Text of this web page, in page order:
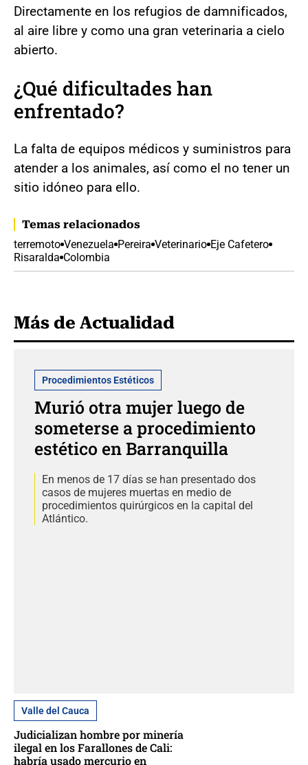
Directamente en los refugios de damnificados,
al aire libre y como una gran veterinaria a cielo
abierto.
¿Qué dificultades han
enfrentado?
La falta de equipos médicos y suministros para
atender a los animales, así como el no tener un
sitio idóneo para ello.
Temas relacionados
terremoto Venezuela Pereira Veterinario Eje Cafetero
Risaralda Colombia
Más de Actualidad
Procedimientos Estéticos
Murió otra mujer luego de
someterse a procedimiento
estético en Barranquilla
En menos de 17 días se han presentado dos
casos de mujeres muertas en medio de
procedimientos quirúrgicos en la capital del
Atlántico.
Valle del Cauca
Judicializan hombre por minería
ilegal en los Farallones de Cali:
habría usado mercurio en